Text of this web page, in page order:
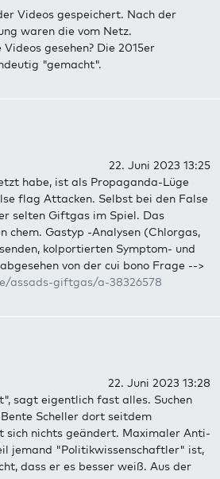
Videos gespeichert. Nach der
waren die vom Netz.
gesehen? Die 2015er
"gemacht".
22. Juni 2023 13:25
habe, ist als Propaganda-Lüge
flag Attacken. Selbst bei den False
selten Giftgas im Spiel. Das
chem. Gastyp -Analysen (Chlorgas,
kolportierten Symptom- und
von der cui bono Frage -->
assads-giftgas/a-38326578
22. Juni 2023 13:28
sagt eigentlich fast alles. Suchen
Scheller dort seitdem
sich nichts geändert. Maximaler Anti-
jemand "Politikwissenschaftler" ist,
dass er es besser weiß. Aus der